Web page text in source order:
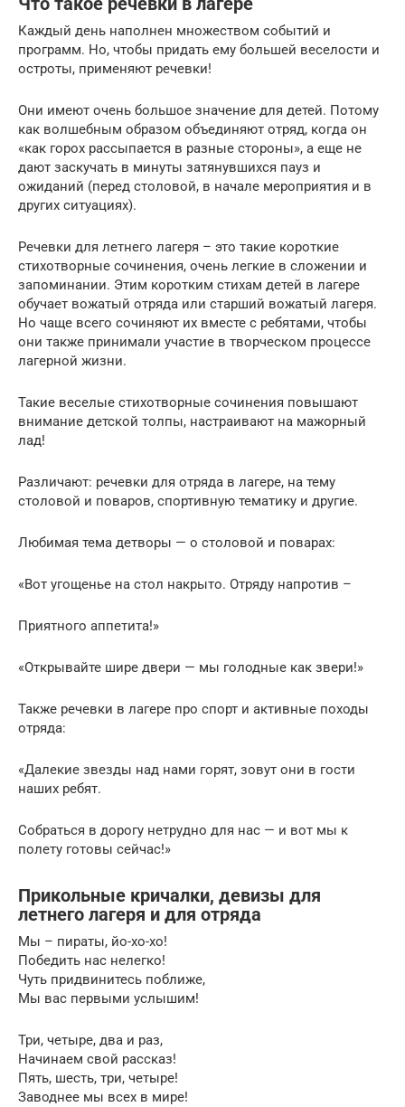
Каждый день наполнен множеством событий и
программ. Но, чтобы придать ему большей веселости и
остроты, применяют речевки!
Они имеют очень большое значение для детей. Потому
как волшебным образом объединяют отряд, когда он
«как горох рассыпается в разные стороны», а еще не
дают заскучать в минуты затянувшихся пауз и
ожиданий (перед столовой, в начале мероприятия и в
других ситуациях).
Речевки для летнего лагеря – это такие короткие
стихотворные сочинения, очень легкие в сложении и
запоминании. Этим коротким стихам детей в лагере
обучает вожатый отряда или старший вожатый лагеря.
Но чаще всего сочиняют их вместе с ребятами, чтобы
они также принимали участие в творческом процессе
лагерной жизни.
Такие веселые стихотворные сочинения повышают
внимание детской толпы, настраивают на мажорный
лад!
Различают: речевки для отряда в лагере, на тему
столовой и поваров, спортивную тематику и другие.
Любимая тема детворы — о столовой и поварах:
«Вот угощенье на стол накрыто. Отряду напротив –
Приятного аппетита!»
«Открывайте шире двери — мы голодные как звери!»
Также речевки в лагере про спорт и активные походы
отряда:
«Далекие звезды над нами горят, зовут они в гости
наших ребят.
Собраться в дорогу нетрудно для нас — и вот мы к
полету готовы сейчас!»
Прикольные кричалки, девизы для
летнего лагеря и для отряда
Мы – пираты, йо-хо-хо!
Победить нас нелегко!
Чуть придвинитесь поближе,
Мы вас первыми услышим!
Три, четыре, два и раз,
Начинаем свой рассказ!
Пять, шесть, три, четыре!
Заводнее мы всех в мире!